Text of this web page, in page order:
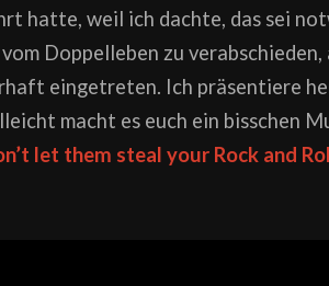
hatte, weil ich dachte, das sei
Doppelleben zu verabschieden,
eingetreten. Ich präsentiere
macht es euch ein bisschen
let them steal your Rock and